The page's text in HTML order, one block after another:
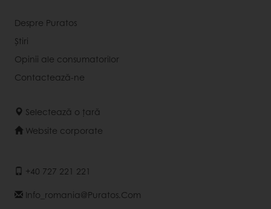
Despre Puratos
Știri
Opinii ale consumatorilor
Contactează-ne
Selectează o țară
Website corporate
+40 727 221 221
Info_romania@puratos.com